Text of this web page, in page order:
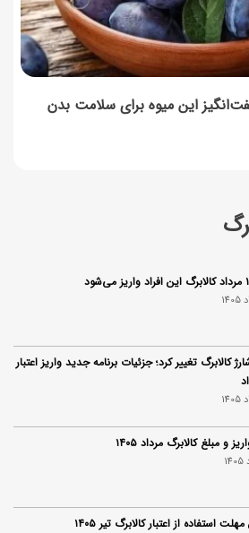
کالابرگ تغییر کرد؛ جزئیات برنامه جدید واریز اعتبار
و مبلغ کالابرگ مرداد ۱۴۰۵
استفاده از اعتبار کالابرگ تیر ۱۴۰۵